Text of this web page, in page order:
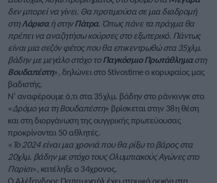
δεν μπορεί να γίνει. Θα προτιμούσα σε μια διαδρομή
στηΛάρισαή στηνΠάτρα. Όπως πάνε τα πράγμα θα
πρέπει να αναζητήσω κούρσες στο εξωτερικό. Πάντως
είναι μια σεζόν φέτος που θα επικεντρωθώ στα 35χλμ.
βάδην με μεγάλο στόχο τοΠαγκόσμιο Πρωτάθλημαστη
Βουδαπέστη», δηλώνει στο Stivostime ο κορυφαίος μας
βαδιστής.
Ν’ αναφέρουμε ό,τι στα 35χλμ. βάδην στο ράνκινγκ στο
«Δρόμο για τη Βουδαπέστη» βρίσκεται στην 38η θέση
και στη διοργάνωση της ουγγρικής πρωτεύουσας
προκρίνονται 50 αθλητές.
« Το 2024 είναι μια χρονιά που θα ρίξω το βάρος στα
20χλμ. βάδην με στόχο τους Ολυμπιακούς Αγώνες στο
Παρίσι», κατέληξε ο 34χρονος.